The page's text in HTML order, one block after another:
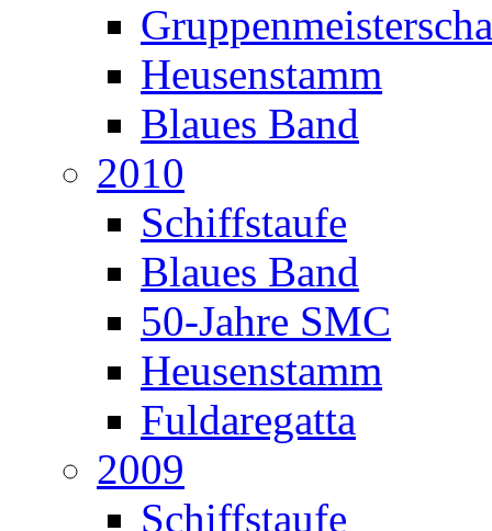
Heusenstamm
Blaues Band
2010
Schiffstaufe
Blaues Band
50-Jahre SMC
Heusenstamm
Fuldaregatta
2009
Schiffstaufe